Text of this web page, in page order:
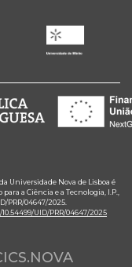
Universidade Nova de Lisboa é
a Ciência e a Tecnologia, I.P.,
PRR/04647/2025.
UID/PRR/04647/2025